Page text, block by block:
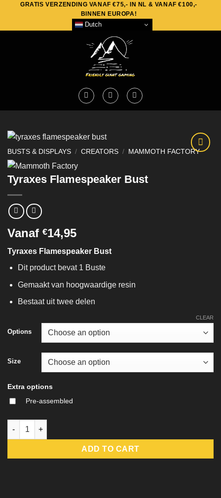
content
GRATIS VERZENDING VANAF €75,- IN NL & VANAF €100,-
BINNEN EUROPA!
Dutch
BUSTS & DISPLAYS / CREATORS / MAMMOTH FACTORY
Tyraxes Flamespeaker Bust
Vanaf €14,95
Tyraxes Flamespeaker Bust
Dit product bevat 1 Buste
Gemaakt van hoogwaardige resin
Bestaat uit twee delen
Options
Size
CLEAR
Extra options
Pre-assembled
Tyraxes Flamespeaker Bust quantity
ADD TO CART